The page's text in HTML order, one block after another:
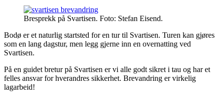
Bresprekk på Svartisen. Foto: Stefan Eisend.
Bodø er et naturlig startsted for en tur til Svartisen. Turen kan gjøres
som en lang dagstur, men legg gjerne inn en overnatting ved
Svartisen.
På en guidet bretur på Svartisen er vi alle godt sikret i tau og har et
felles ansvar for hverandres sikkerhet. Brevandring er virkelig
lagarbeid!